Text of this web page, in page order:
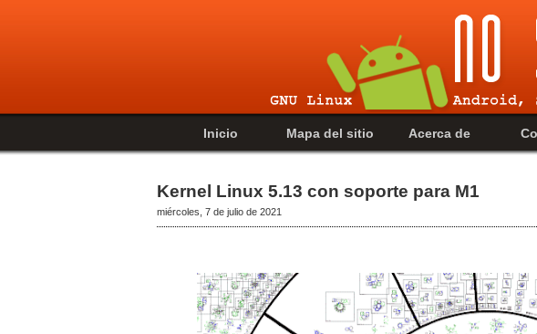
Inicio Mapa del sitio Acerca de
Kernel Linux 5.13 con soporte para M1
miércoles, 7 de julio de 2021